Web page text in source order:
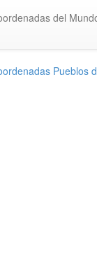
del
Pueblos